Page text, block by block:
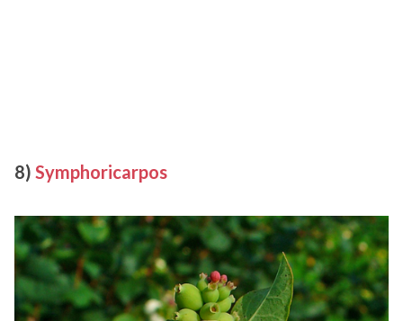
8) Symphoricarpos